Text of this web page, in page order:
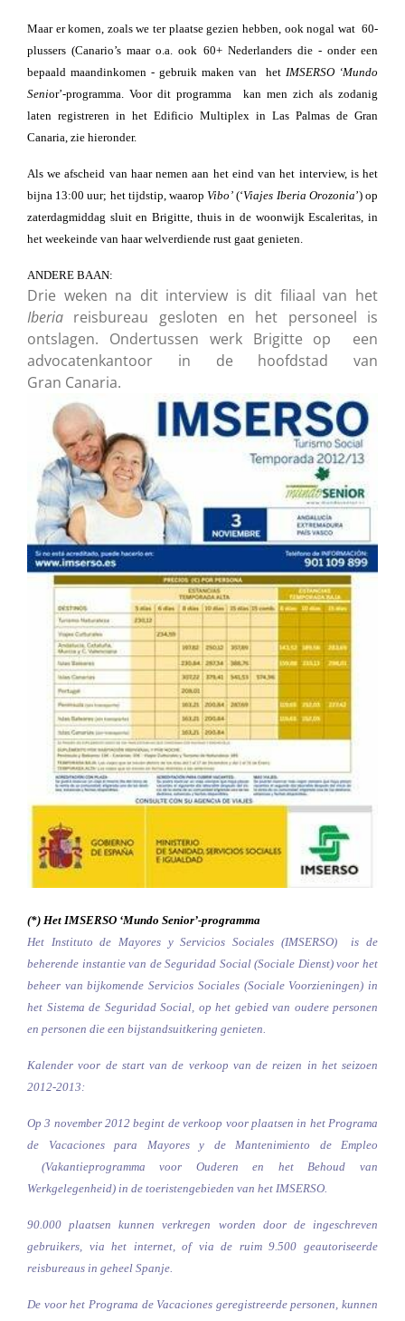
Maar er komen, zoals we ter plaatse gezien hebben, ook nogal wat 60-
plussers (Canario’s maar o.a. ook 60+ Nederlanders die - onder een
bepaald maandinkomen - gebruik maken van het IMSERSO ‘Mundo
Senior’-programma. Voor dit programma kan men zich als zodanig
laten registreren in het Edificio Multiplex in Las Palmas de Gran
Canaria, zie hieronder.
Als we afscheid van haar nemen aan het eind van het interview, is het
bijna 13:00 uur; het tijdstip, waaropVibo’ (‘Viajes Iberia Orozonia’) op
zaterdagmiddag sluit en Brigitte, thuis in de woonwijk Escaleritas, in
het weekeinde van haar welverdiende rust gaat genieten.
ANDERE BAAN:
Drie weken na dit interview is dit filiaal van het
Iberia reisbureau gesloten en het personeel is
ontslagen. Ondertussen werk Brigitte op een
advocatenkantoor in de hoofdstad van
Gran Canaria.
(*) Het IMSERSO ‘Mundo Senior’-programma
Het Instituto de Mayores y Servicios Sociales (IMSERSO) is de
beherende instantie van de Seguridad Social (Sociale Dienst) voor het
beheer van bijkomende Servicios Sociales (Sociale Voorzieningen) in
het Sistema de Seguridad Social, op het gebied van oudere personen
en personen die een bijstandsuitkering genieten.
Kalender voor de start van de verkoop van de reizen in het seizoen
2012-2013:
Op 3 november 2012 begint de verkoop voor plaatsen in het Programa
de Vacaciones para Mayores y de Mantenimiento de Empleo
(Vakantieprogramma voor Ouderen en het Behoud van
Werkgelegenheid) in de toeristengebieden van het IMSERSO.
90.000 plaatsen kunnen verkregen worden door de ingeschreven
gebruikers, via het internet, of via de ruim 9.500 geautoriseerde
reisbureaus in geheel Spanje.
De voor het Programa de Vacaciones geregistreerde personen, kunnen